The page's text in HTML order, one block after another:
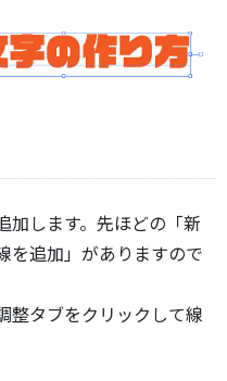
加します。先ほどの「新
を追加」がありますので
整タブをクリックして線